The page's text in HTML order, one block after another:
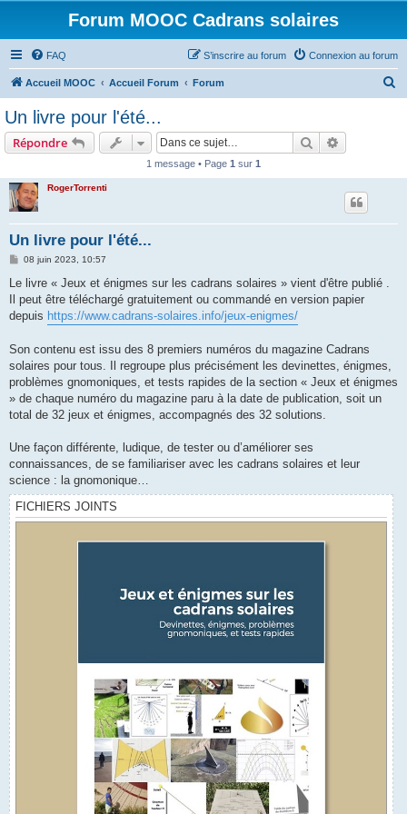
Forum MOOC Cadrans solaires
FAQ Connexion au forum
S’inscrire au forum
Accueil MOOC Accueil Forum Forum
Un livre pour l'été...
Répondre Rechercher
1 message • Page 1 sur 1
RogerTorrenti
Un livre pour l'été...
M
s
a
g
e
08 juin 2023, 10:57
Le livre « Jeux et énigmes sur les cadrans solaires » vient d'être publié .
Il peut être téléchargé gratuitement ou commandé en version papier
depuis https://www.cadrans-solaires.info/jeux-enigmes/
Son contenu est issu des 8 premiers numéros du magazine Cadrans
solaires pour tous. Il regroupe plus précisément les devinettes, énigmes,
problèmes gnomoniques, et tests rapides de la section « Jeux et énigmes
» de chaque numéro du magazine paru à la date de publication, soit un
total de 32 jeux et énigmes, accompagnés des 32 solutions.
Une façon différente, ludique, de tester ou d’améliorer ses
connaissances, de se familiariser avec les cadrans solaires et leur
science : la gnomonique…
FICHIERS JOINTS